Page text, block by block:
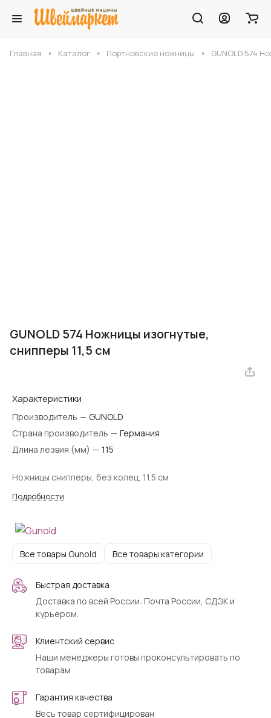
Главная Каталог Портновские ножницы GUNOLD 574
GUNOLD 574 Ножницы изогнутые,
снипперы 11,5 см
Характеристики
Производитель — GUNOLD
Страна производитель — Германия
Длина лезвия (мм) — 115
Ножницы снипперы, без колец, 11.5 см
Подробности
Все товары Gunold Все товары категории
Быстрая доставка
Доставка по всей России: Почта России, СДЭК и
курьером.
Клиентский сервис
Наши менеджеры готовы проконсультировать по
товарам
Гарантия качества
Весь товар сертифицирован